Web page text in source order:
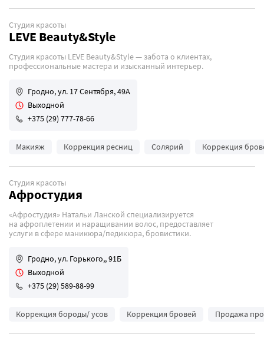
Студия красоты
LEVE Beauty&Style
Студия красоты LEVE Beauty&Style — забота о клиентах,
профессиональные мастера и изысканный интерьер.
Гродно, ул. 17 Сентября, 49А
Выходной
+375 (29) 777-78-66
Макияж Коррекция ресниц Солярий Коррекция
Студия красоты
Афростудия
«Афростудия» Натальи Ланской специализируется
на афроплетении и наращивании волос, предоставляет
услуги в сфере маникюра/педикюра, бровистики.
Гродно, ул. Горького,, 91Б
Выходной
+375 (29) 589-88-99
Коррекция бороды/ усов Коррекция бровей Продажа